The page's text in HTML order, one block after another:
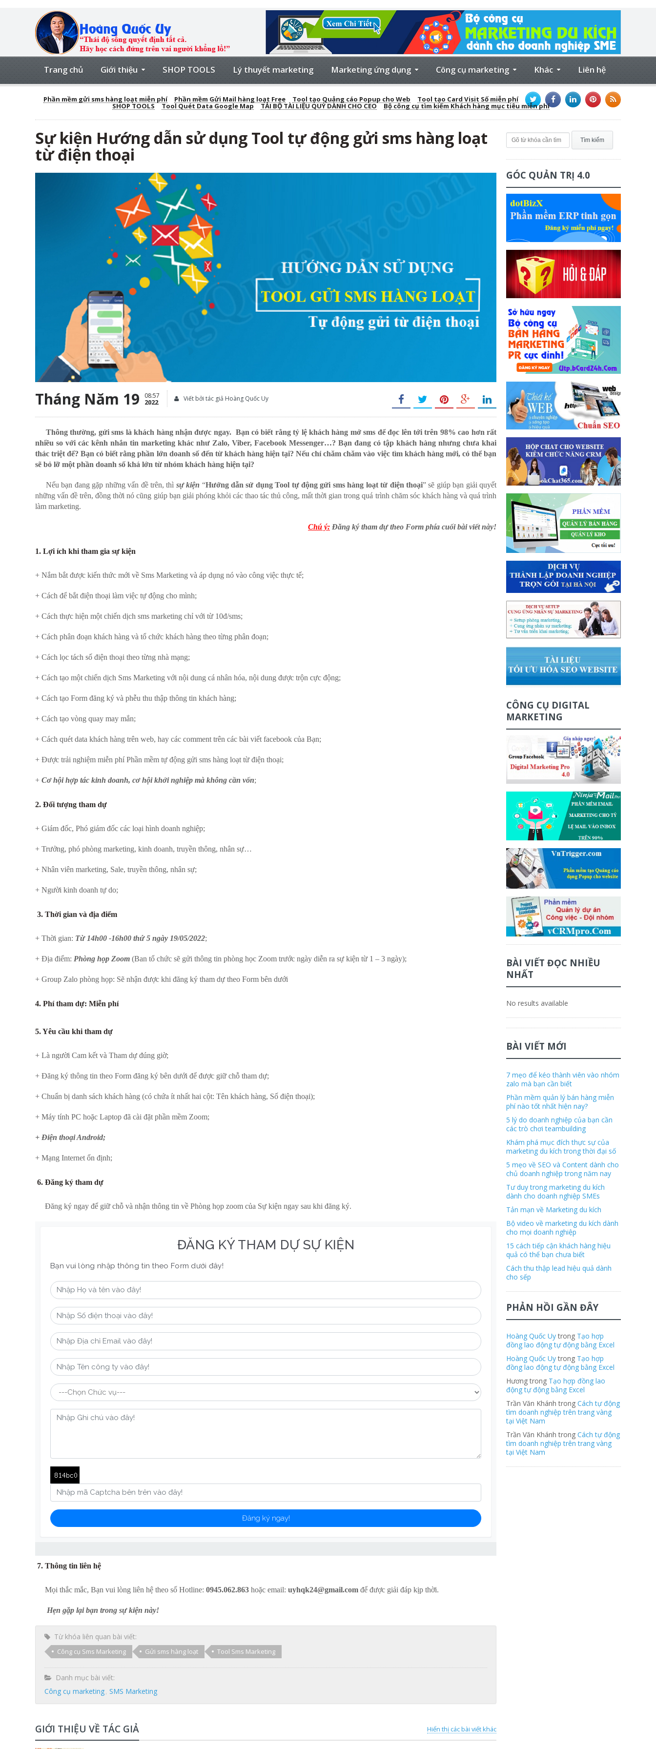
Trang chủ Giới thiệu SHOP TOOLS Lý thuyết marketing Marketing ứng dụng Công cụ marketing Khác Liên hệ
Phần mềm gửi sms hàng loạt miễn phí Phần mềm Gửi Mail hàng loạt Free Tool tạo Quảng cáo Popup cho Web Tool tạo Card Visit Số miễn phí
SHOP TOOLS Tool Quét Data Google Map TẢI BỘ TÀI LIỆU QUÝ DÀNH CHO CEO Bộ công cụ tìm kiếm Khách hàng mục tiêu miễn phí
Sự kiện Hướng dẫn sử dụng Tool tự động gửi sms hàng loạt
từ điện thoại
Tháng Năm 19 08:57
2022 Viết bởi tác giả Hoàng Quốc Uy
Thông thường, gửi sms là khách hàng nhận được ngay. Bạn có biết rằng tỷ lệ khách hàng mở sms để đọc lên tới trên 98% cao hơn rất
nhiều so với các kênh nhắn tin marketing khác như Zalo, Viber, Facebook Messenger…? Bạn đang có tập khách hàng nhưng chưa khai
thác triệt để? Bạn có biết rằng phần lớn doanh số đến từ khách hàng hiện tại? Nếu chỉ chăm chăm vào việc tìm khách hàng mới, có thể bạn
sẽ bỏ lỡ một phần doanh số khá lớn từ nhóm khách hàng hiện tại?
Nếu bạn đang gặp những vấn đề trên, thì sự kiện “Hướng dẫn sử dụng Tool tự động gửi sms hàng loạt từ điện thoại” sẽ giúp bạn giải quyết
những vấn đề trên, đồng thời nó cũng giúp bạn giải phóng khỏi các thao tác thủ công, mất thời gian trong quá trình chăm sóc khách hàng và quá trình
làm marketing.
Chú ý: Đăng ký tham dự theo Form phía cuối bài viết này!
1. Lợi ích khi tham gia sự kiện
+ Nắm bắt được kiến thức mới về Sms Marketing và áp dụng nó vào công việc thực tế;
+ Cách để bắt điện thoại làm việc tự động cho mình;
+ Cách thực hiện một chiến dịch sms marketing chỉ với từ 10đ/sms;
+ Cách phân đoạn khách hàng và tổ chức khách hàng theo từng phân đoạn;
+ Cách lọc tách số điện thoại theo từng nhà mạng;
+ Cách tạo một chiến dịch Sms Marketing với nội dung cá nhân hóa, nội dung được trộn cực động;
+ Cách tạo Form đăng ký và phễu thu thập thông tin khách hàng;
+ Cách tạo vòng quay may mắn;
+ Cách quét data khách hàng trên web, hay các comment trên các bài viết facebook của Bạn;
+ Được trải nghiệm miễn phí Phần mềm tự động gửi sms hàng loạt từ điện thoại;
+ Cơ hội hợp tác kinh doanh, cơ hội khởi nghiệp mà không cần vốn;
2. Đối tượng tham dự
+ Giám đốc, Phó giám đốc các loại hình doanh nghiệp;
+ Trưởng, phó phòng marketing, kinh doanh, truyền thông, nhân sự…
+ Nhân viên marketing, Sale, truyền thông, nhân sự;
+ Người kinh doanh tự do;
3. Thời gian và địa điểm
+ Thời gian: Từ 14h00 -16h00 thứ 5 ngày 19/05/2022;
+ Địa điểm: Phòng họp Zoom (Ban tổ chức sẽ gửi thông tin phòng học Zoom trước ngày diễn ra sự kiện từ 1 – 3 ngày);
+ Group Zalo phòng họp: Sẽ nhận được khi đăng ký tham dự theo Form bên dưới
4. Phí tham dự: Miễn phí
5. Yêu cầu khi tham dự
+ Là người Cam kết và Tham dự đúng giờ;
+ Đăng ký thông tin theo Form đăng ký bên dưới để được giữ chỗ tham dự;
+ Chuẩn bị danh sách khách hàng (có chứa ít nhất hai cột: Tên khách hàng, Số điện thoại);
+ Máy tính PC hoặc Laptop đã cài đặt phần mềm Zoom;
+ Điện thoại Android;
+ Mạng Internet ổn định;
6. Đăng ký tham dự
Đăng ký ngay để giữ chỗ và nhận thông tin về Phòng họp zoom của Sự kiện ngay sau khi đăng ký.
7. Thông tin liên hệ
Mọi thắc mắc, Bạn vui lòng liên hệ theo số Hotline: 0945.062.863 hoặc email: uyhqk24@gmail.com để được giải đáp kịp thời.
Hẹn gặp lại bạn trong sự kiện này!
Từ khóa liên quan bài viết:
Công cụ Sms Marketing Gửi sms hàng loạt Tool Sms Marketing
Danh mục bài viết:
Công cụ marketing SMS Marketing
Hiển thị các bài viết khác
GIỚI THIỆU VỀ TÁC GIẢ
GÓC QUẢN TRỊ 4.0
CÔNG CỤ DIGITAL
MARKETING
BÀI VIẾT ĐỌC NHIỀU
NHẤT
No results available
BÀI VIẾT MỚI
7 mẹo để kéo thành viên vào nhóm
zalo mà bạn cần biết
Phần mềm quản lý bán hàng miễn
phí nào tốt nhất hiện nay?
5 lý do doanh nghiệp của bạn cần
các trò chơi teambuilding
Khám phá mục đích thực sự của
marketing du kích trong thời đại số
5 mẹo về SEO và Content dành cho
chủ doanh nghiệp trong năm nay
Tư duy trong marketing du kích
dành cho doanh nghiệp SMEs
Tản mạn về Marketing du kích
Bộ video về marketing du kích dành
cho mọi doanh nghiệp
15 cách tiếp cận khách hàng hiệu
quả có thể bạn chưa biết
Cách thu thập lead hiệu quả dành
cho sếp
PHẢN HỒI GẦN ĐÂY
Hoàng Quốc Uytrong Tạo hợp
đồng lao động tự động bằng Excel
Hoàng Quốc Uytrong Tạo hợp
đồng lao động tự động bằng Excel
Hương trong Tạo hợp đồng lao
động tự động bằng Excel
Trần Văn Khánh trong Cách tự động
tìm doanh nghiệp trên trang vàng
tại Việt Nam
Trần Văn Khánh trong Cách tự động
tìm doanh nghiệp trên trang vàng
tại Việt Nam